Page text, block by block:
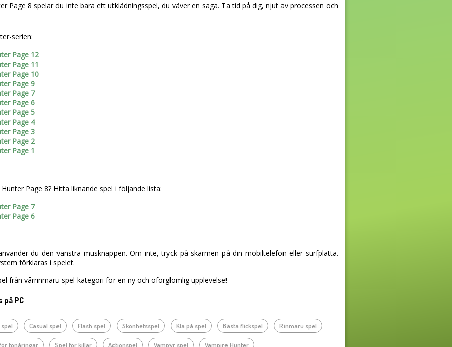
Page 8 spelar du inte bara ett utklädningsspel, du väver en saga. Ta tid på dig, njut av processen och
serien:
Page 12
Page 11
Page 10
Page 9
Page 7
Page 6
Page 5
Page 4
Page 3
Page 2
Page 1
Page 8? Hitta liknande spel i följande lista:
Page 7
Page 6
du den vänstra musknappen. Om inte, tryck på skärmen på din mobiltelefon eller surfplatta.
förklaras i spelet.
från vårrinmaru spel-kategori för en ny och oförglömlig upplevelse!
på PC
spel Casual spel Flash spel Skönhetsspel Klä på spel Bästa flickspel Rinmaru spel
tonåringar Spel för killar Actionspel Vampyr spel Vampire Hunter